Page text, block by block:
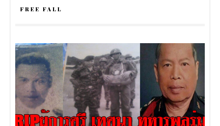
FREE FALL